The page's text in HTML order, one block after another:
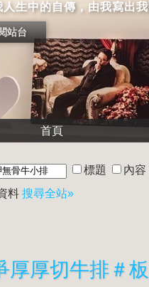
生中的自傳，由我寫出
站台
首頁
標題
內容
料 搜尋全站»
厚厚切牛排＃